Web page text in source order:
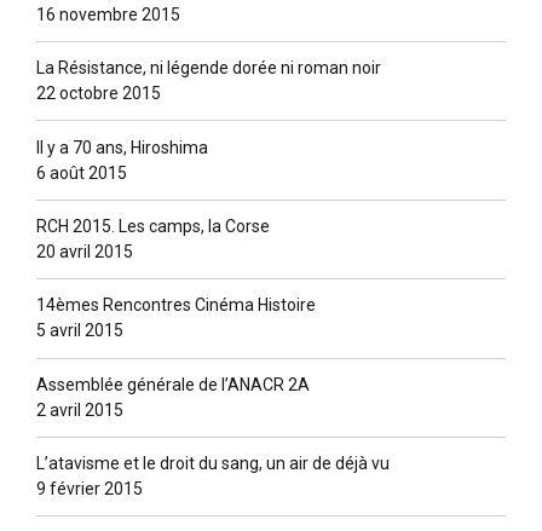
16 novembre 2015
La Résistance, ni légende dorée ni roman noir
22 octobre 2015
Il y a 70 ans, Hiroshima
6 août 2015
RCH 2015. Les camps, la Corse
20 avril 2015
14èmes Rencontres Cinéma Histoire
5 avril 2015
Assemblée générale de l’ANACR 2A
2 avril 2015
L’atavisme et le droit du sang, un air de déjà vu
9 février 2015